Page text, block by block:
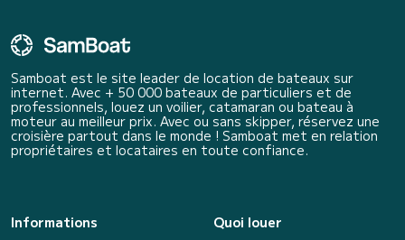
Samboat est le site leader de location de bateaux sur
internet. Avec + 50 000 bateaux de particuliers et de
professionnels, louez un voilier, catamaran ou bateau à
moteur au meilleur prix. Avec ou sans skipper, réservez une
croisière partout dans le monde ! Samboat met en relation
propriétaires et locataires en toute confiance.
Informations
Quoi louer